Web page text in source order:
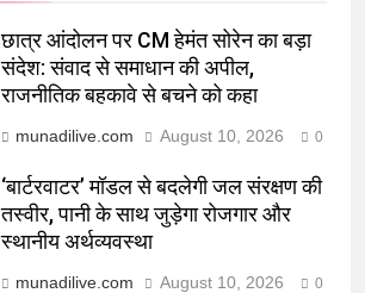
छात्र आंदोलन पर CM हेमंत सोरेन का बड़ा
संदेश: संवाद से समाधान की अपील,
राजनीतिक बहकावे से बचने को कहा
munadilive.com August 10, 2026 0
‘बार्टरवाटर’ मॉडल से बदलेगी जल संरक्षण की
तस्वीर, पानी के साथ जुड़ेगा रोजगार और
स्थानीय अर्थव्यवस्था
munadilive.com August 10, 2026 0